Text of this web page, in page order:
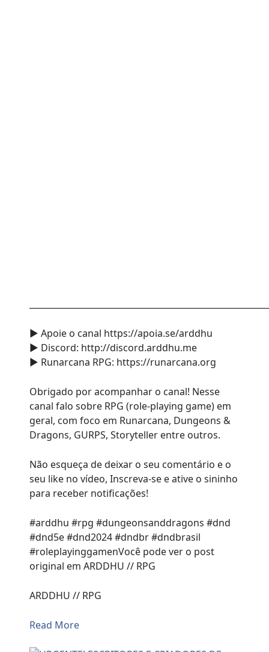
► Apoie o canal https://apoia.se/arddhu
► Discord: http://discord.arddhu.me
► Runarcana RPG: https://runarcana.org
Obrigado por acompanhar o canal! Nesse
canal falo sobre RPG (role-playing game) em
geral, com foco em Runarcana, Dungeons &
Dragons, GURPS, Storyteller entre outros.
Não esqueça de deixar o seu comentário e o
seu like no vídeo, Inscreva-se e ative o sininho
para receber notificações!
#arddhu #rpg #dungeonsanddragons #dnd
#dnd5e #dnd2024 #dndbr #dndbrasil
#roleplayinggamenVocê pode ver o post
original em ARDDHU // RPG
ARDDHU // RPG
Read More